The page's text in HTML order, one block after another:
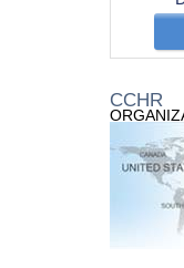
CCHR